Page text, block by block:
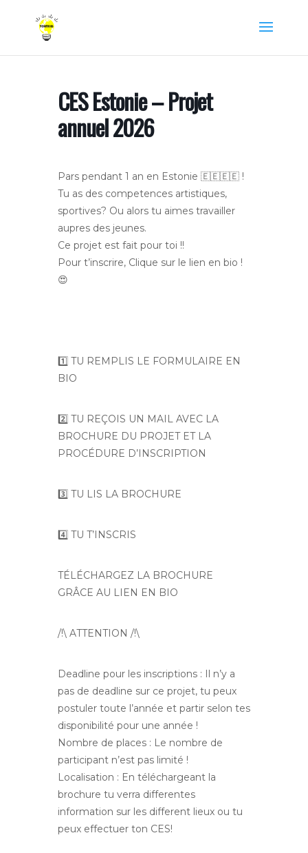
CES Estonie – Projet
annuel 2026
Pars pendant 1 an en Estonie 🇪🇪🇪🇪 !
Tu as des competences artistiques,
sportives? Ou alors tu aimes travailler
aupres des jeunes.
Ce projet est fait pour toi !!
Pour t’inscrire, Clique sur le lien en bio !
😍
1️⃣ TU REMPLIS LE FORMULAIRE EN
BIO
2️⃣ TU REÇOIS UN MAIL AVEC LA
BROCHURE DU PROJET ET LA
PROCÉDURE D’INSCRIPTION
3️⃣ TU LIS LA BROCHURE
4️⃣ TU T’INSCRIS
TÉLÉCHARGEZ LA BROCHURE
GRÂCE AU LIEN EN BIO
/!\ ATTENTION /!\
Deadline pour les inscriptions : Il n’y a
pas de deadline sur ce projet, tu peux
postuler toute l’année et partir selon tes
disponibilité pour une année !
Nombre de places : Le nombre de
participant n’est pas limité !
Localisation : En téléchargeant la
brochure tu verra differentes
information sur les different lieux ou tu
peux effectuer ton CES!